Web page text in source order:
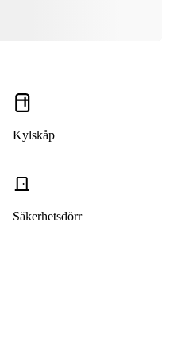
Kylskåp
Säkerhetsdörr